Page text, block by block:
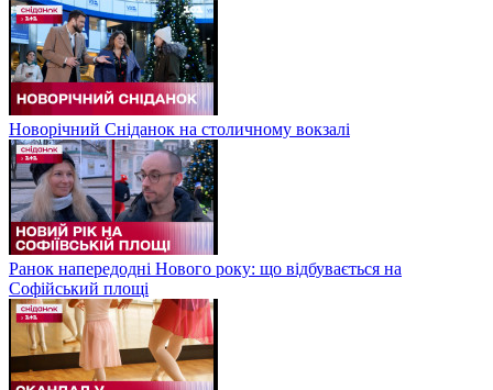
Новорічний Сніданок на столичному вокзалі
Ранок напередодні Нового року: що відбувається на
Софійський площі